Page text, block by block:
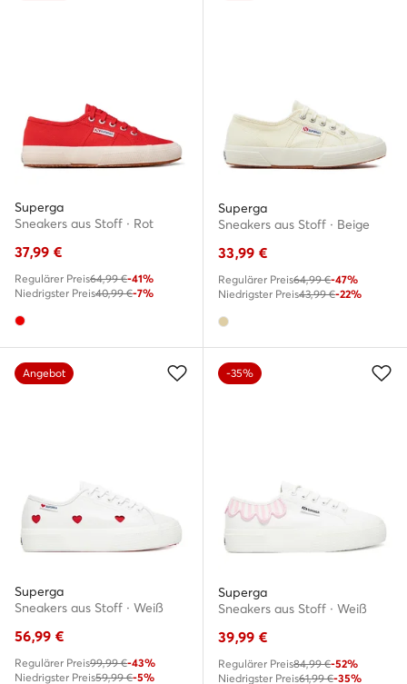
Superga
Sneakers aus Stoff · Rot
37,99 €
Regulärer Preis64,99 €-41%
Niedrigster Preis40,99 €-7%
Superga
Sneakers aus Stoff · Beige
33,99 €
Regulärer Preis64,99 €-47%
Niedrigster Preis43,99 €-22%
Angebot
Superga
Sneakers aus Stoff · Weiß
56,99 €
Regulärer Preis99,99 €-43%
Niedrigster Preis59,99 €-5%
-35%
Superga
Sneakers aus Stoff · Weiß
39,99 €
Regulärer Preis84,99 €-52%
Niedrigster Preis61,99 €-35%